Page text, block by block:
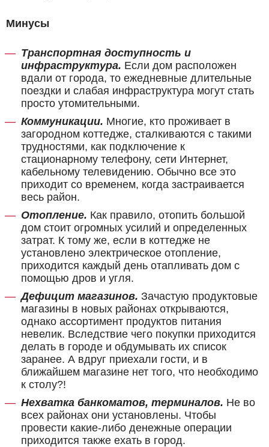
Минусы
Транспортная доступность и
инфраструктура. Если дом расположен
вдали от города, то ежедневные длительные
поездки и слабая инфраструктура могут стать
просто утомительными.
Коммуникации. Многие, кто проживает в
загородном коттедже, сталкиваются с такими
трудностями, как подключение к
стационарному телефону, сети Интернет,
кабельному телевидению. Обычно все это
приходит со временем, когда застраивается
весь район.
Отопление. Как правило, отопить большой
дом стоит огромных усилий и определенных
затрат. К тому же, если в коттедже не
установлено электрическое отопление,
приходится каждый день отапливать дом с
помощью дров и угля.
Дефицит магазинов. Зачастую продуктовые
магазины в новых районах открываются,
однако ассортимент продуктов питания
невелик. Вследствие чего покупки приходится
делать в городе и обдумывать их список
заранее. А вдруг приехали гости, и в
ближайшем магазине нет того, что необходимо
к столу?!
Нехватка банкоматов, терминалов. Не во
всех районах они установлены. Чтобы
провести какие-либо денежные операции
приходится также ехать в город.